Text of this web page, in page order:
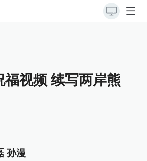
福视频 续写两岸熊
孙漫